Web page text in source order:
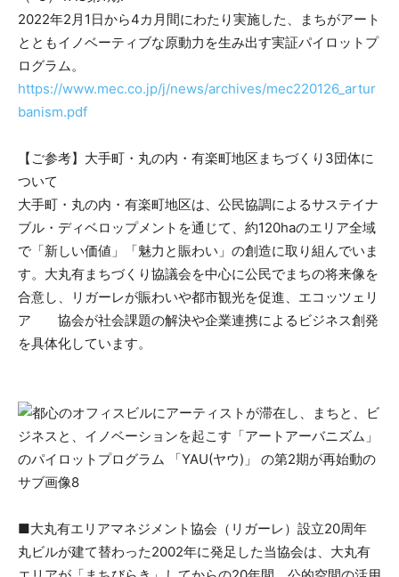
2022年2月1日から4カ月間にわたり実施した、まちがアート
とともイノベーティブな原動力を生み出す実証パイロットプ
ログラム。
https://www.mec.co.jp/j/news/archives/mec220126_artur
banism.pdf
【ご参考】大手町・丸の内・有楽町地区まちづくり3団体に
ついて
大手町・丸の内・有楽町地区は、公民協調によるサステイナ
ブル・ディベロップメントを通じて、約120haのエリア全域
で「新しい価値」「魅力と賑わい」の創造に取り組んでいま
す。大丸有まちづくり協議会を中心に公民でまちの将来像を
合意し、リガーレが賑わいや都市観光を促進、エコッツェリ
ア 協会が社会課題の解決や企業連携によるビジネス創発
を具体化しています。
■大丸有エリアマネジメント協会（リガーレ）設立20周年
丸ビルが建て替わった2002年に発足した当協会は、大丸有